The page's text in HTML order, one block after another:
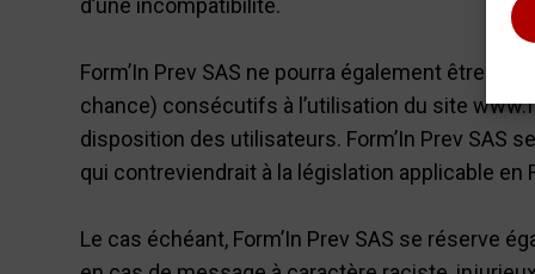
d’une incompatibilité.
Form’In Prev SAS ne pourra également être
chance) consécutifs à l’utilisation du site
disposition des utilisateurs. Form’In Prev SAS
qui contreviendrait à la législation applicable
Le cas échéant, Form’In Prev SAS se réserve